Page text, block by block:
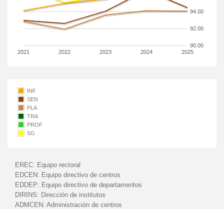
2021 2022 2023 2024 2025
90.00
92.00
94.00
INF
SEN
PLA
TRA
PROF
SG
EREC: Equipo rectoral
EDCEN: Equipo directivo de centros
EDDEP: Equipo directivo de departamentos
DIRINS: Dirección de institutos
ADMCEN: Administración de centros